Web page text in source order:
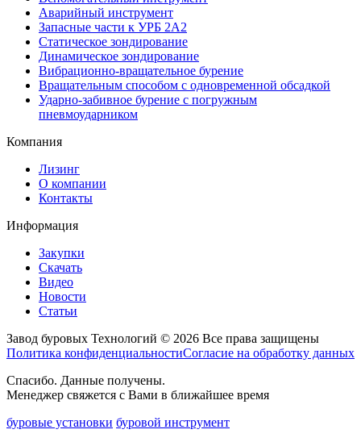
Аварийный инструмент
Запасные части к УРБ 2А2
Статическое зондирование
Динамическое зондирование
Вибрационно-вращательное бурение
Вращательным способом с одновременной обсадкой
Ударно-забивное бурение с погружным
пневмоударником
Компания
Лизинг
О компании
Контакты
Информация
Закупки
Скачать
Видео
Новости
Статьи
Завод буровых Технологий © 2026 Все права защищены
Политика конфиденциальностиСогласие на обработку данных
Спасибо. Данные получены.
Менеджер свяжется с Вами в ближайшее время
буровые установки буровой инструмент